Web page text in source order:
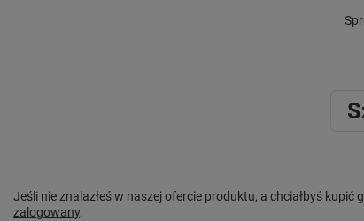
Jeśli nie znalazłeś w naszej ofercie produktu, a chciałbyś
zalogowany.